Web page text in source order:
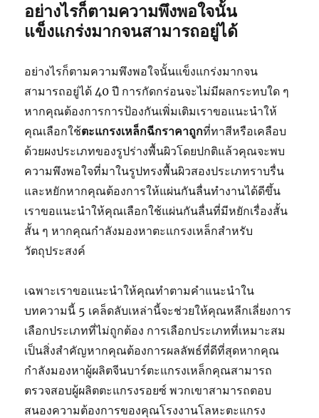
อย่างไรก็ตามความพึงพอใจนั้น
แข็งแกร่งมากจนสามารถอยู่ได้
อย่างไรก็ตามความพึงพอใจนั้นแข็งแกร่งมากจน
สามารถอยู่ได้ 40 ปี การกัดกร่อนจะไม่มีผลกระทบใด ๆ
หากคุณต้องการการป้องกันเพิ่มเติมเราขอแนะนำให้
คุณเลือกใช้ตะแกรงเหล็กฉีกราคาถูกที่ทาสีหรือเคลือบ
ด้วยผงประเภทของรูปร่างพื้นผิวโดยปกติแล้วคุณจะพบ
ความพึงพอใจที่มาในรูปทรงพื้นผิวสองประเภทราบรื่น
และหยักหากคุณต้องการให้แผ่นกันลื่นทำงานได้ดีขึ้น
เราขอแนะนำให้คุณเลือกใช้แผ่นกันลื่นที่มีหยักเรื่องสั้น
สั้น ๆ หากคุณกำลังมองหาตะแกรงเหล็กสำหรับ
วัตถุประสงค์
เฉพาะเราขอแนะนำให้คุณทำตามคำแนะนำใน
บทความนี้ 5 เคล็ดลับเหล่านี้จะช่วยให้คุณหลีกเลี่ยงการ
เลือกประเภทที่ไม่ถูกต้อง การเลือกประเภทที่เหมาะสม
เป็นสิ่งสำคัญหากคุณต้องการผลลัพธ์ที่ดีที่สุดหากคุณ
กำลังมองหาผู้ผลิตจีนบาร์ตะแกรงเหล็กคุณสามารถ
ตรวจสอบผู้ผลิตตะแกรงรอยซ์ พวกเขาสามารถตอบ
สนองความต้องการของคุณโรงงานโลหะตะแกรง